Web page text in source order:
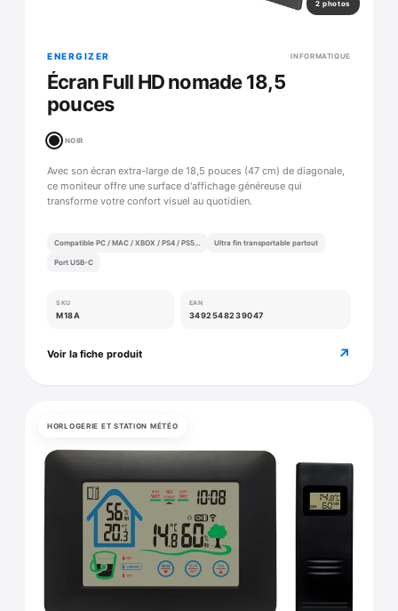
2 photos
ENERGIZER INFORMATIQUE
Écran Full HD nomade 18,5
pouces
NOIR
Avec son écran extra-large de 18,5 pouces (47 cm) de diagonale,
ce moniteur offre une surface d'affichage généreuse qui
transforme votre confort visuel au quotidien.
Compatible PC / MAC / XBOX / PS4 / PS5… Ultra fin transportable partout
Port USB-C
SKU
M18A
EAN
3492548239047
Voir la fiche produit ↗
HORLOGERIE ET STATION MÉTÉO